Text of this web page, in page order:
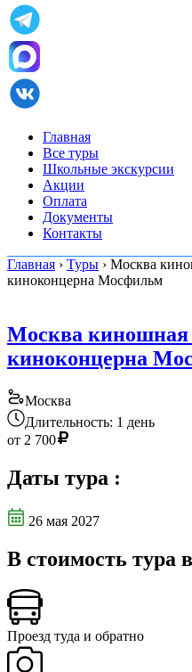
Главная
Все туры
Школьные экскурсии
Акции
Оплата
Документы
Контакты
Главная › Туры › Москва
киноконцерна Мосфильм
Москва киношная
киноконцерна
Москва
Длительность: 1 день
от 2 700
Даты тура :
26 мая 2027
В стоимость тура
Проезд туда и обратно